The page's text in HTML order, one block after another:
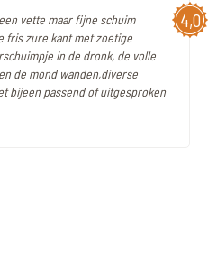
4,0
vette maar fijne schuim
fris zure kant met zoetige
in de dronk, de volle
de mond wanden,diverse
bijeen passend of uitgesproken